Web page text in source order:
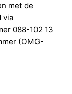
met de
via
088-102 13
(OMG-